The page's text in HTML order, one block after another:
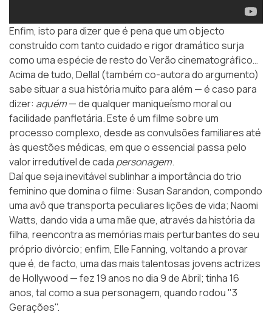
Enfim, isto para dizer que é pena que um objecto
construído com tanto cuidado e rigor dramático surja
como uma espécie de resto do Verão cinematográfico…
Acima de tudo, Dellal (também co-autora do argumento)
sabe situar a sua história muito para além — é caso para
dizer: aquém— de qualquer maniqueísmo moral ou
facilidade panfletária. Este é um filme sobre um
processo complexo, desde as convulsões familiares até
às questões médicas, em que o essencial passa pelo
valor irredutível de cada personagem.
Daí que seja inevitável sublinhar a importância do trio
feminino que domina o filme: Susan Sarandon, compondo
uma avô que transporta peculiares lições de vida; Naomi
Watts, dando vida a uma mãe que, através da história da
filha, reencontra as memórias mais perturbantes do seu
próprio divórcio; enfim, Elle Fanning, voltando a provar
que é, de facto, uma das mais talentosas jovens actrizes
de Hollywood — fez 19 anos no dia 9 de Abril; tinha 16
anos, tal como a sua personagem, quando rodou "3
Gerações".